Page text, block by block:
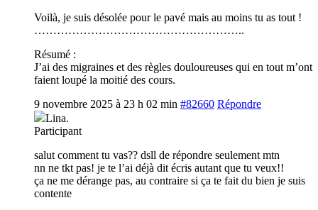
Voilà, je suis désolée pour le pavé mais au moins tu as tout !
………………………………………………..
Résumé :
J’ai des migraines et des règles douloureuses qui en tout m’ont
faient loupé la moitié des cours.
9 novembre 2025 à 23 h 02 min #82660 Répondre
Lina.
Participant
salut comment tu vas?? dsll de répondre seulement mtn
nn ne tkt pas! je te l’ai déjà dit écris autant que tu veux!!
ça ne me dérange pas, au contraire si ça te fait du bien je suis
contente